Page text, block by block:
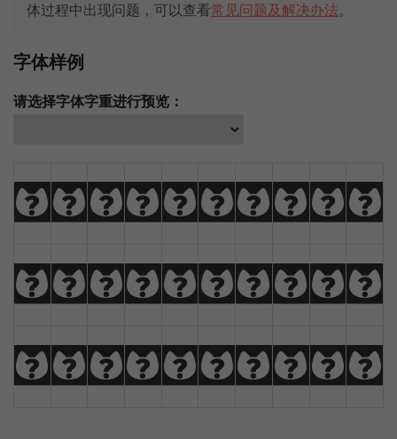
体过程中出现问题，可以查看常见问题及解决办法。
字体样例
请选择字体字重进行预览：
ABCDEFGHIJ
KLMNOPQRST
UVWXYZÀÁÂÃ